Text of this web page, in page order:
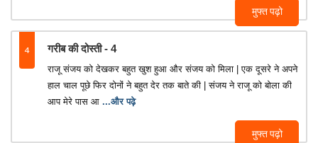
मुफ्त पढ़ो
4 गरीब की दोस्ती - 4
मुफ्त पढ़ो
राजू संजय को देखकर बहुत खुश हुआ और संजय को मिला | एक दूसरे ने अपने
हाल चाल पूछे फिर दोनों ने बहुत देर तक बाते की | संजय ने राजू को बोला की
आप मेरे पास आ ...और पढ़े